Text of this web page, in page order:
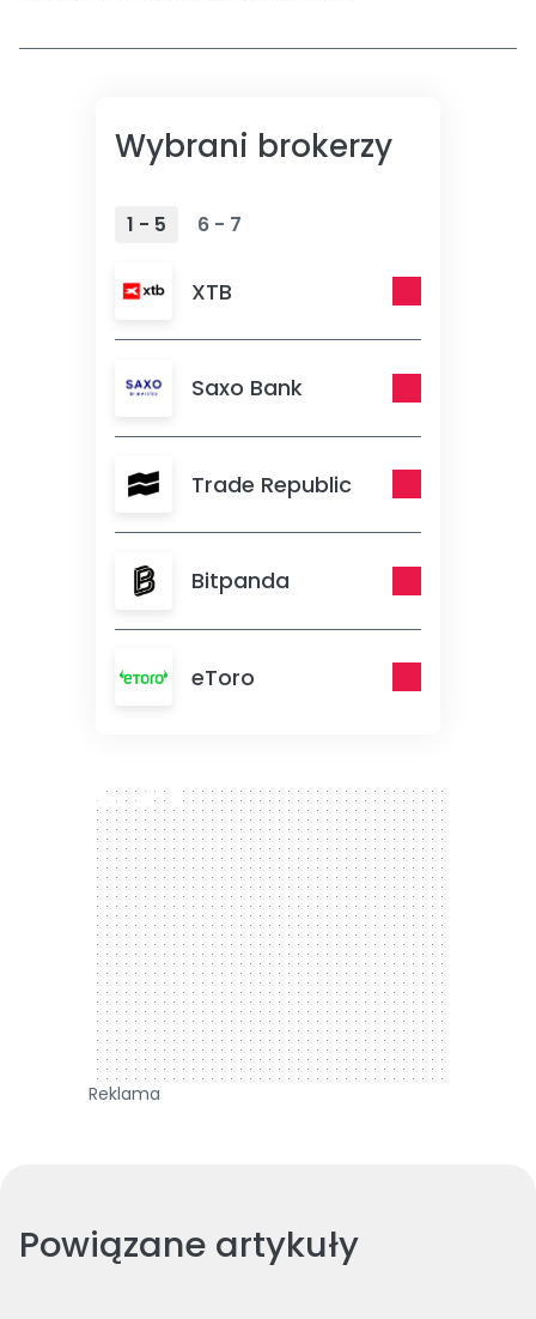
Wybrani brokerzy
1 - 5 6 - 7
XTB
Saxo Bank
Trade Republic
Bitpanda
eToro
300 x 250
Reklama
Powiązane artykuły